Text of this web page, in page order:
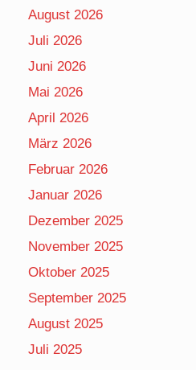
August 2026
Juli 2026
Juni 2026
Mai 2026
April 2026
März 2026
Februar 2026
Januar 2026
Dezember 2025
November 2025
Oktober 2025
September 2025
August 2025
Juli 2025